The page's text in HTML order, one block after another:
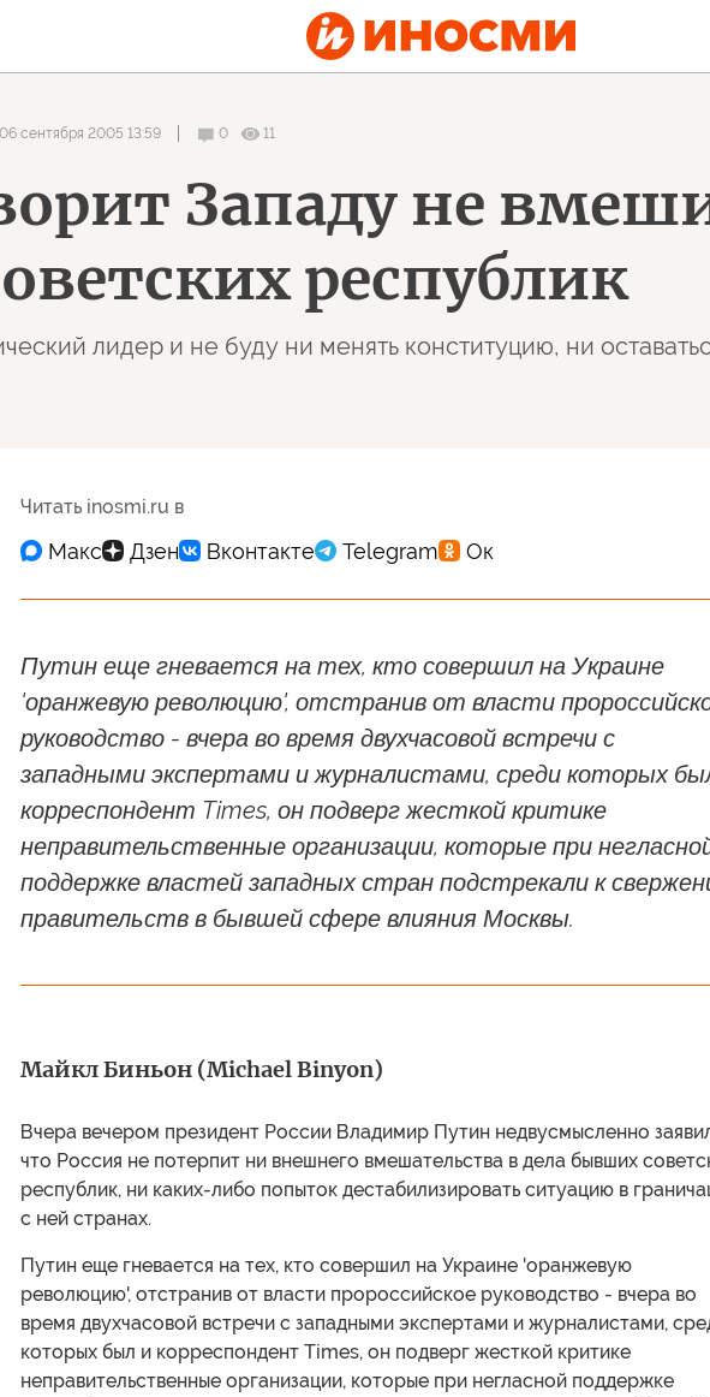
06 сентября 2005 13:59 0 11
Западу не
республик
лидер и не буду ни менять конституцию, ни
Читать inosmi.ru в
Путин еще гневается на тех, кто совершил на Украине
'оранжевую революцию', отстранив от власти
руководство - вчера во время двухчасовой встречи с
западными экспертами и журналистами, среди которых
корреспондент Times, он подверг жесткой критике
неправительственные организации, которые при
поддержке властей западных стран подстрекали к
правительств в бывшей сфере влияния Москвы.
Майкл Биньон (Michael Binyon)
Вчера вечером президент России Владимир Путин недвусмысленно
что Россия не потерпит ни внешнего вмешательства в дела бывших
республик, ни каких-либо попыток дестабилизировать ситуацию в
с ней странах.
Путин еще гневается на тех, кто совершил на Украине 'оранжевую
революцию', отстранив от власти пророссийское руководство - вчера во
время двухчасовой встречи с западными экспертами и журналистами,
которых был и корреспондент Times, он подверг жесткой критике
неправительственные организации, которые при негласной поддержке